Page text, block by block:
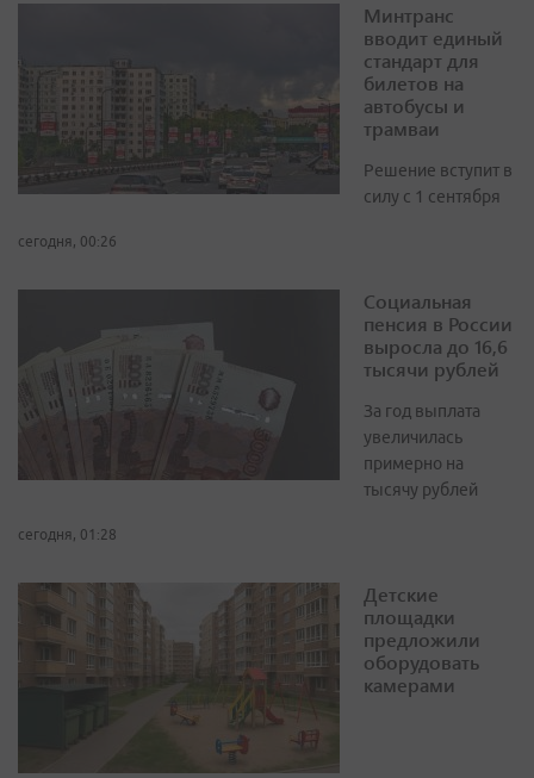
Минтранс
вводит единый
стандарт для
билетов на
автобусы и
трамваи
Решение вступит в
силу с 1 сентября
сегодня, 00:26
Социальная
пенсия в России
выросла до 16,6
тысячи рублей
За год выплата
увеличилась
примерно на
тысячу рублей
сегодня, 01:28
Детские
площадки
предложили
оборудовать
камерами